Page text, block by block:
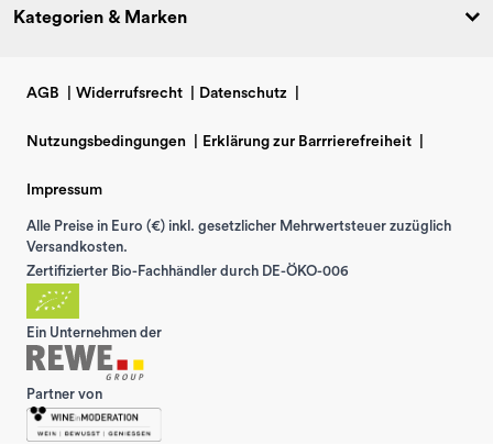
Kategorien & Marken
AGB Widerrufsrecht Datenschutz
Nutzungsbedingungen Erklärung zur Barrrierefreiheit
Impressum
Alle Preise in Euro (€) inkl. gesetzlicher Mehrwertsteuer zuzüglich
Versandkosten.
Zertifizierter Bio-Fachhändler durch DE-ÖKO-006
Ein Unternehmen der
Partner von